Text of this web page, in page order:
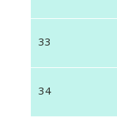
33
34